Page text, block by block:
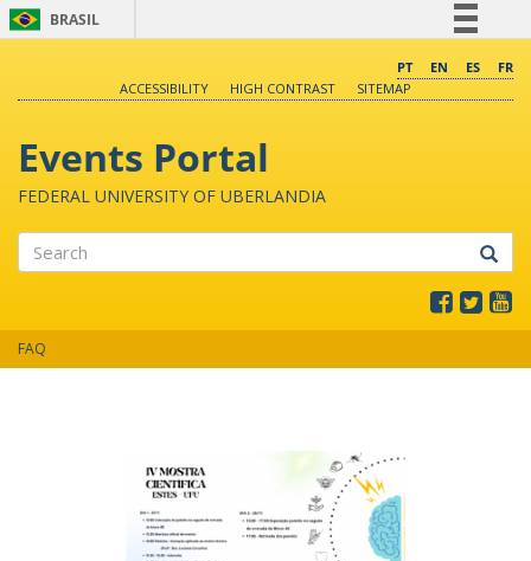
BRASIL
Comunica BR
Canais
PT EN ES
FR
ACCESSIBILITY
HIGH CONTRAST SITEMAP
Events Portal
FEDERAL UNIVERSITY OF UBERLANDIA
FAQ